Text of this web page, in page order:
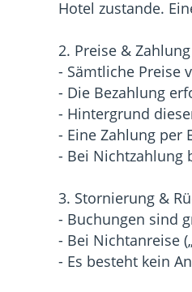
Hotel zustande.
2. Preise & Zahlung
- Sämtliche Preise
- Die Bezahlung
- Hintergrund
- Eine Zahlung per
- Bei Nichtzahlung
3. Stornierung &
- Buchungen sind
- Bei Nichtanreise
- Es besteht kein